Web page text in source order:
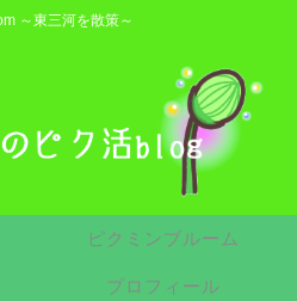
～東三河を散策～
ピクミンブルーム
プロフィール